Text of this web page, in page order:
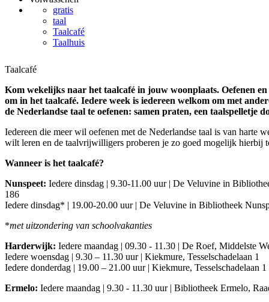
gratis
taal
Taalcafé
Taalhuis
Taalcafé
Kom wekelijks naar het taalcafé in jouw woonplaats. Oefenen
om in het taalcafé. Iedere week is iedereen welkom om met
de Nederlandse taal te oefenen: samen praten, een taalspelletje
Iedereen die meer wil oefenen met de Nederlandse taal is van harte
wilt leren en de taalvrijwilligers proberen je zo goed mogelijk hierbij
Wanneer is het taalcafé?
Nunspeet: Iedere dinsdag | 9.30-11.00 uur | De Veluvine in
186
Iedere dinsdag* | 19.00-20.00 uur | De Veluvine in Bibliotheek
*met uitzondering van schoolvakanties
Harderwijk: Iedere maandag | 09.30 - 11.30 | De Roef, Middelste
Iedere woensdag | 9.30 – 11.30 uur | Kiekmure, Tesselschadelaan 1
Iedere donderdag | 19.00 – 21.00 uur | Kiekmure, Tesselschadelaan 1
Ermelo: Iedere maandag | 9.30 - 11.30 uur | Bibliotheek Ermelo,